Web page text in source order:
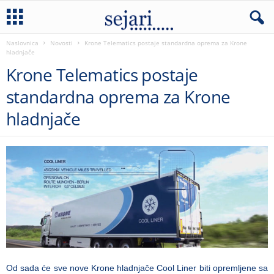
Naslovnica Novosti
Krone Telematics postaje standardna oprema za Krone
hladnjače
Krone Telematics postaje
standardna oprema za Krone
hladnjače
Od sada će sve nove Krone hladnjače Cool Liner biti opremljene sa